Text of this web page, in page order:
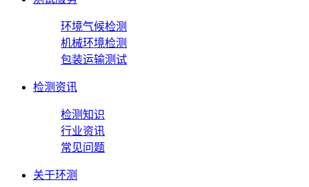
环境气候检测
机械环境检测
包装运输测试
检测资讯
检测知识
行业资讯
常见问题
关于环测